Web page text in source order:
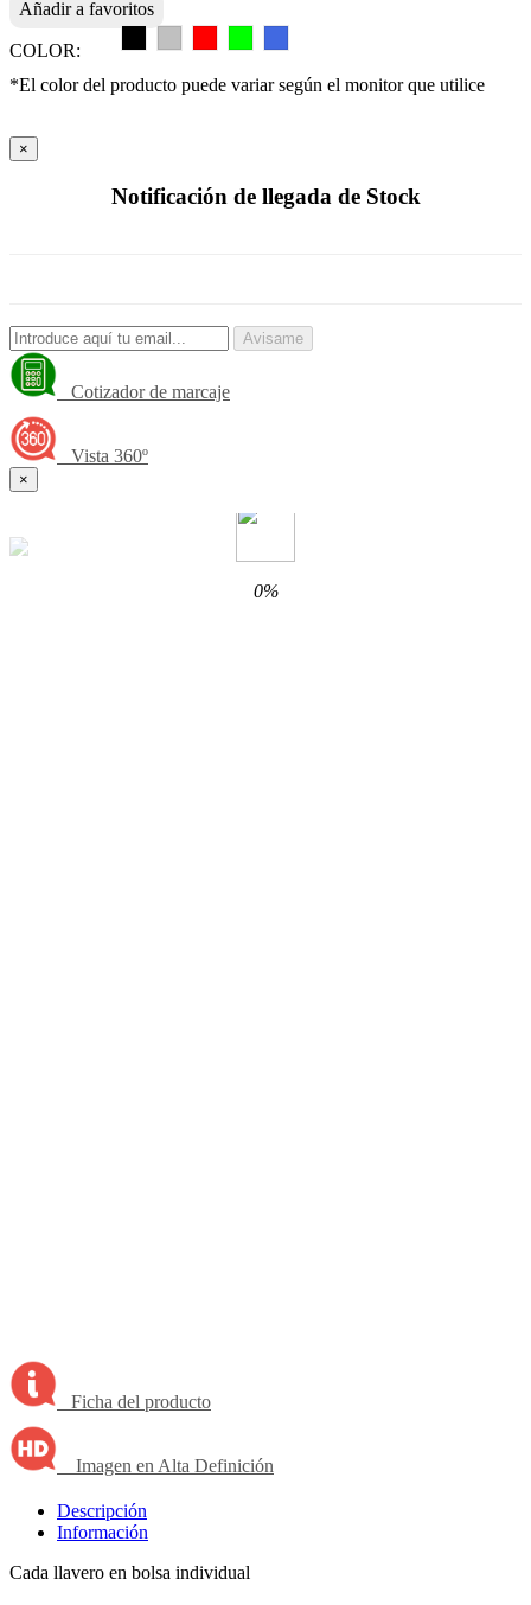
Añadir a favoritos
COLOR:
*El color del producto puede variar según el monitor que utilice
×
Notificación de llegada de Stock
Avisame
Cotizador de marcaje
Vista 360º
×
Ficha del producto
Imagen en Alta Definición
Descripción
Información
Cada llavero en bolsa individual